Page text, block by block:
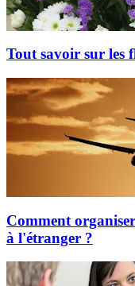
Tout savoir sur les
Comment
à l'étranger ?